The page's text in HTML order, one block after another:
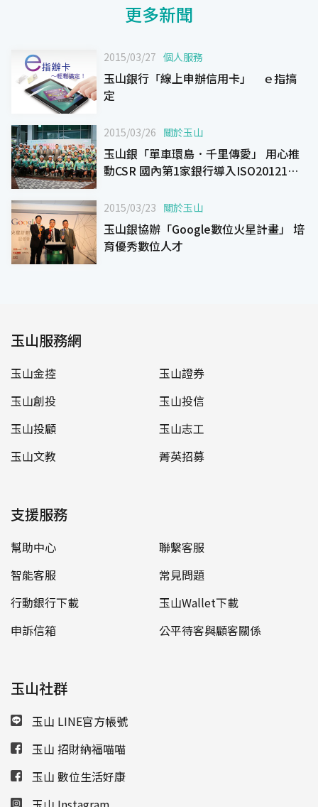
更多新聞
2015/03/27 個人服務
玉山銀行「線上申辦信用卡」 ｅ指搞
定
2015/03/26 關於玉山
玉山銀「單車環島．千里傳愛」 用心推
動CSR 國內第1家銀行導入ISO20121活
2015/03/23 關於玉山
玉山銀協辦「Google數位火星計畫」 培
育優秀數位人才
玉山服務網
玉山金控
玉山證券
玉山創投
玉山投信
玉山投顧
玉山志工
玉山文教
菁英招募
支援服務
幫助中心
聯繫客服
智能客服
常見問題
行動銀行下載
玉山Wallet下載
申訴信箱
公平待客與顧客關係
玉山社群
玉山 LINE官方帳號
玉山 招財納福喵喵
玉山 數位生活好康